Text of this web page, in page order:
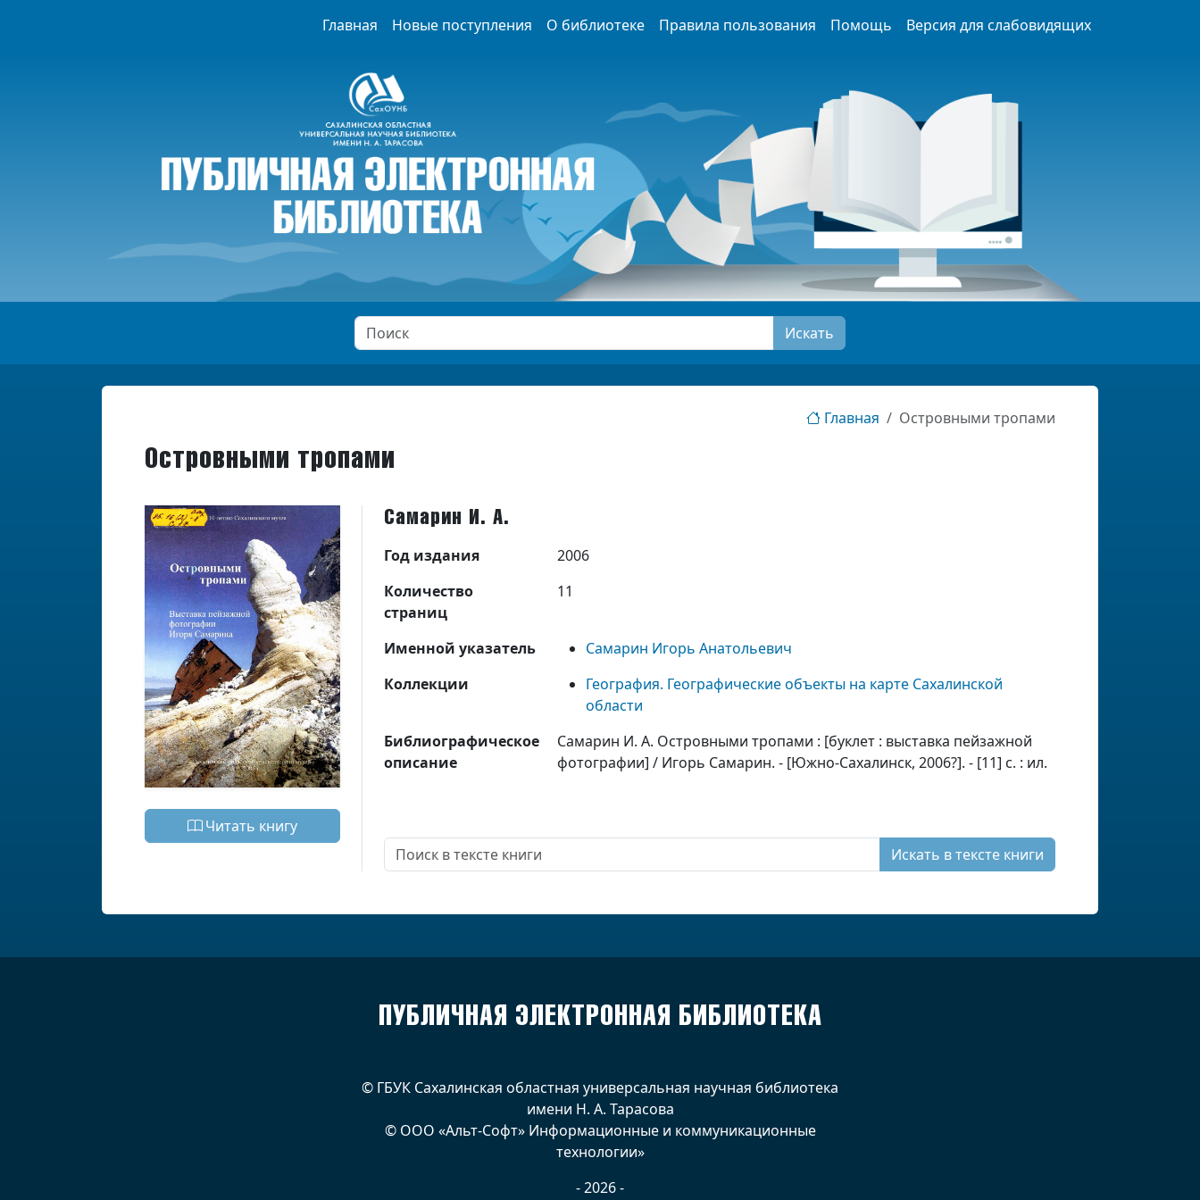
Главная Новые поступления О библиотеке Правила пользования Помощь Версия для слабовидящих
Искать
Главная Островными тропами
Островными тропами
Читать книгу
Самарин И. А.
Год издания
2006
Количество
страниц
11
Именной указатель
Самарин Игорь Анатольевич
Коллекции
География. Географические объекты на карте Сахалинской
области
Библиографическое
описание
Самарин И. А. Островными тропами : [буклет : выставка пейзажной
фотографии] / Игорь Самарин. - [Южно-Сахалинск, 2006?]. - [11] с. : ил.
Искать в тексте книги
ПУБЛИЧНАЯ ЭЛЕКТРОННАЯ БИБЛИОТЕКА
© ГБУК Сахалинская областная универсальная научная библиотека
имени Н. А. Тарасова
© ООО «Альт-Софт» Информационные и коммуникационные
технологии»
- 2026 -